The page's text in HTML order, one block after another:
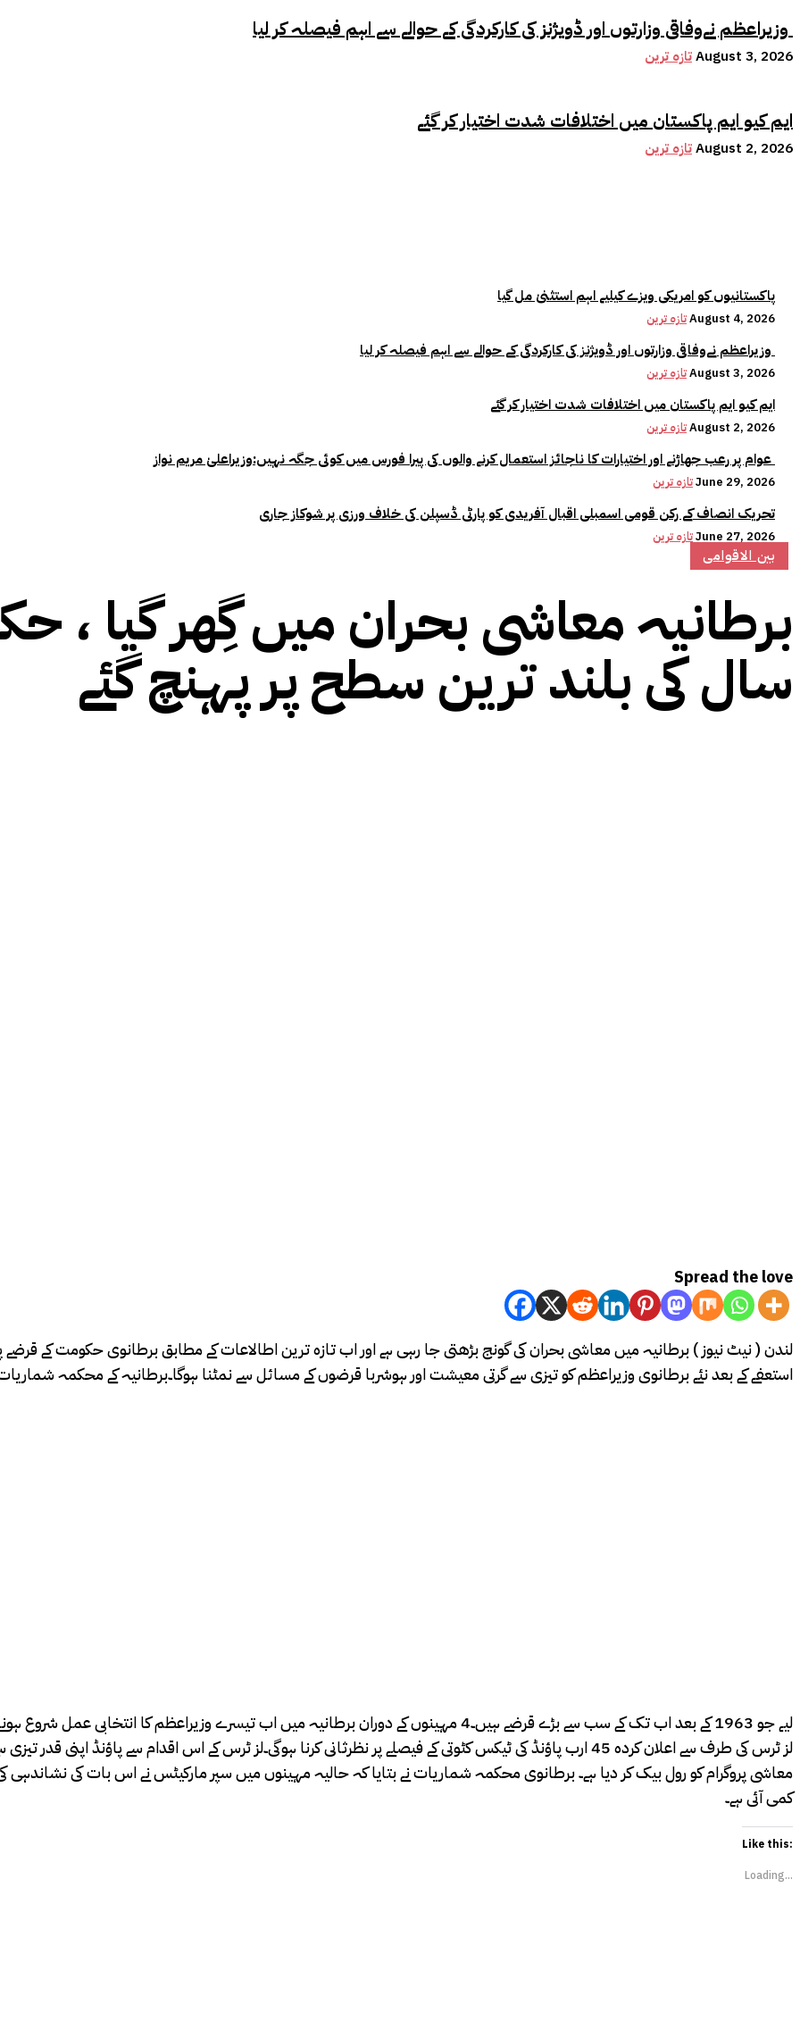
وزیراعظم نےوفاقی وزارتوں اور ڈویژنز کی کارکردگی کے حوالے سے اہم فیصلہ کر لیا
تازہ ترینAugust 3, 2026
ایم کیو ایم پاکستان میں اختلافات شدت اختیار کر گئے
تازہ ترینAugust 2, 2026
پاکستانیوں کو امریکی ویزے کیلیے اہم استثنیٰ مل گیا
تازہ ترینAugust 4, 2026
تازہ ترینAugust 3, 2026
ایم کیو ایم پاکستان میں اختلافات شدت اختیار کر گئے
تازہ ترینAugust 2, 2026
تازہ ترینJune 29, 2026
تحریک انصاف کے رکن قومی اسمبلی اقبال آفریدی کو پارٹی ڈسپلن کی خلاف ورزی پر شوکاز جاری
تازہ ترینJune 27, 2026
بین الاقوامی
سال کی بلند ترین سطح پر پہنچ گئے
Spread the love
استعفے کے بعد نئے برطانوی وزیراعظم کو تیزی سے گرتی معیشت اور ہوشربا قرضوں کے مسائل سے نمٹنا ہوگا۔برطانیہ کے محکمہ
لیے جو 1963 کے بعد اب تک کے سب سے بڑے قرضے ہیں۔4 مہینوں کے دوران برطانیہ میں اب تیسرے وزیراعظم
لز ٹرس کی طرف سے اعلان کردہ 45 ارب پاؤنڈ کی ٹیکس کٹوتی کے فیصلے پر نظرثانی کرنا ہوگی۔لز ٹرس کے اس اقدام سے پاؤنڈ
معاشی پروگرام کو رول بیک کر دیا ہے۔ برطانوی محکمہ شماریات نے بتایا کہ حالیہ مہینوں میں سپر مارکیٹس نے اس بات کی
کمی آئی ہے۔
Like this:
Loading...